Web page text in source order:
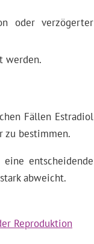
oder verzögerter
werden.
Fällen Estradiol
zu bestimmen.
entscheidende
abweicht.
Reproduktion